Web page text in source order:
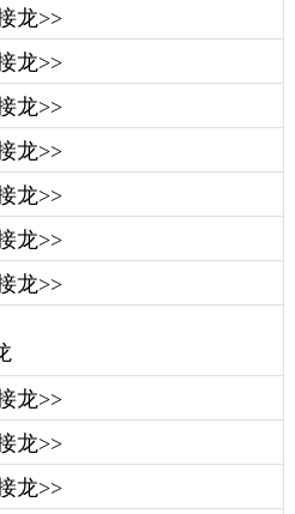
龙>>
龙>>
龙>>
龙>>
龙>>
龙>>
龙>>
龙>>
龙>>
龙>>